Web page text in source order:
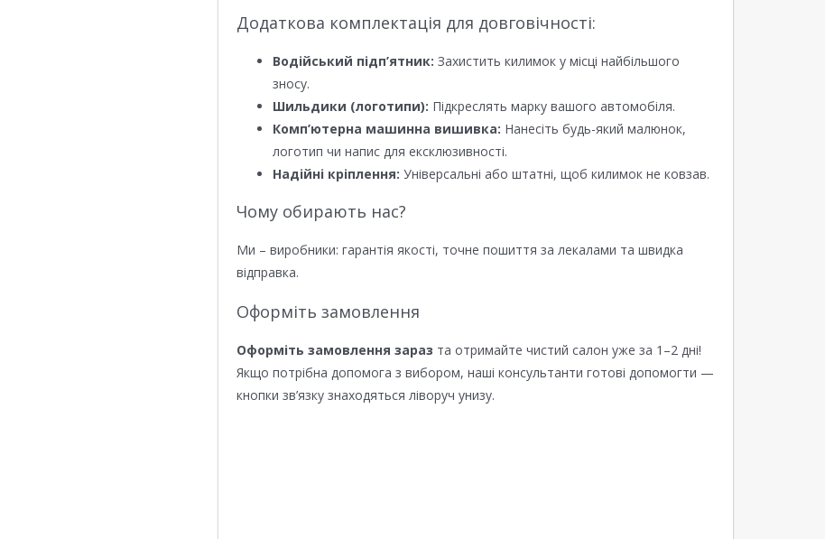
Додаткова комплектація для довговічності:
Водійський підп’ятник: Захистить килимок у місці найбільшого
зносу.
Шильдики (логотипи): Підкреслять марку вашого автомобіля.
Комп’ютерна машинна вишивка: Нанесіть будь-який малюнок,
логотип чи напис для ексклюзивності.
Надійні кріплення: Універсальні або штатні, щоб килимок не ковзав.
Чому обирають нас?
Ми – виробники: гарантія якості, точне пошиття за лекалами та швидка
відправка.
Оформіть замовлення
Оформіть замовлення зараз та отримайте чистий салон уже за 1–2 дні!
Якщо потрібна допомога з вибором, наші консультанти готові допомогти —
кнопки зв’язку знаходяться ліворуч унизу.